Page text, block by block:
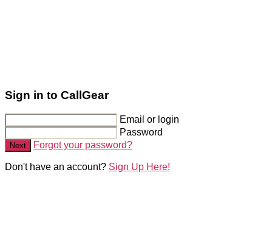
Sign in to CallGear
Email or login
Password
Next Forgot your password?
Don't have an account? Sign Up Here!